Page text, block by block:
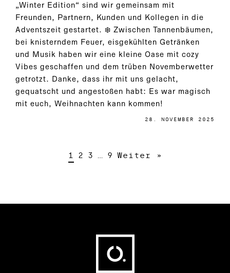
„Winter Edition“ sind wir gemeinsam mit
Freunden, Partnern, Kunden und Kollegen in die
Adventszeit gestartet. ❄️ Zwischen Tannenbäumen,
bei knisterndem Feuer, eisgekühlten Getränken
und Musik haben wir eine kleine Oase mit cozy
Vibes geschaffen und dem trüben Novemberwetter
getrotzt. Danke, dass ihr mit uns gelacht,
gequatscht und angestoßen habt: Es war magisch
mit euch, Weihnachten kann kommen!
28. NOVEMBER 2025
1 2 3 9 Weiter »